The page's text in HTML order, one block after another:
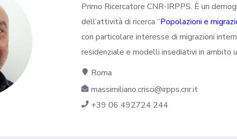
Primo Ricercatore CNR-IRPPS. È un
dell’attività di ricerca “Popolazioni e
con particolare interesse di migrazioni
residenziale e modelli insediativi in ambito
Roma
massimiliano.crisci@irpps.cnr.it
+39 06 492724 244